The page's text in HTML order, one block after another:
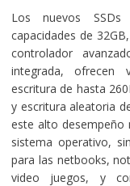
Los nuevos
capacidades de
controlador
integrada, ofrecen
escritura de hasta
y escritura aleatoria
este alto desempeño
sistema operativo,
para las netbooks,
video juegos, y